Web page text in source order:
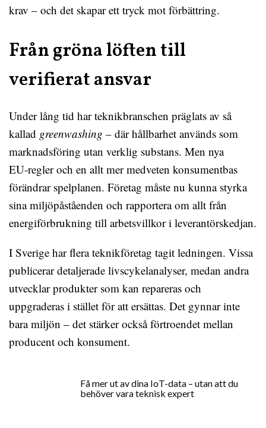
krav – och det skapar ett tryck mot förbättring.
Från gröna löften till
verifierat ansvar
Under lång tid har teknikbranschen präglats av så
kallad greenwashing – där hållbarhet används som
marknadsföring utan verklig substans. Men nya
EU‑regler och en allt mer medveten konsumentbas
förändrar spelplanen. Företag måste nu kunna styrka
sina miljöpåståenden och rapportera om allt från
energiförbrukning till arbetsvillkor i leverantörskedjan.
I Sverige har flera teknikföretag tagit ledningen. Vissa
publicerar detaljerade livscykelanalyser, medan andra
utvecklar produkter som kan repareras och
uppgraderas i stället för att ersättas. Det gynnar inte
bara miljön – det stärker också förtroendet mellan
producent och konsument.
Få mer ut av dina IoT-data – utan att du
behöver vara teknisk expert